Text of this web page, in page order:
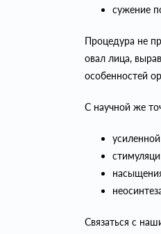
сужение
Процедура не
овал лица,
особенностей
С научной же
Связаться с